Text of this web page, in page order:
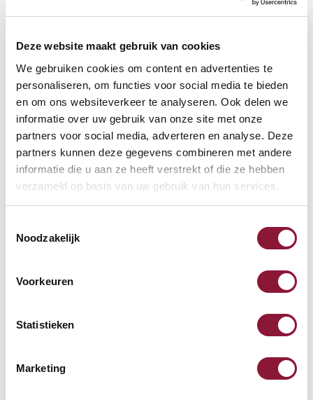
Deze website maakt gebruik van cookies
We gebruiken cookies om content en advertenties te
personaliseren, om functies voor social media te bieden
en om ons websiteverkeer te analyseren. Ook delen we
informatie over uw gebruik van onze site met onze
partners voor social media, adverteren en analyse. Deze
partners kunnen deze gegevens combineren met andere
informatie die u aan ze heeft verstrekt of die ze hebben
verzameld op basis van uw gebruik van hun services.
Noodzakelijk
Voorkeuren
Statistieken
Marketing
Häufig zusammen gekauft mit
S-board 840 Design
kabelgebundene Mini-
Tastatur US silber
68,71
SRM Evolution vertikale
Armstütze Pro schwarz